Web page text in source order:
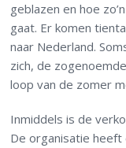
geblazen en hoe
gaat. Er komen
naar Nederland.
zich, de
loop van de zomer
Inmiddels is de
De organisatie